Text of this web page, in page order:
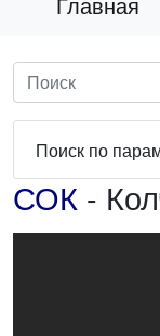
Поиск по
СОК -